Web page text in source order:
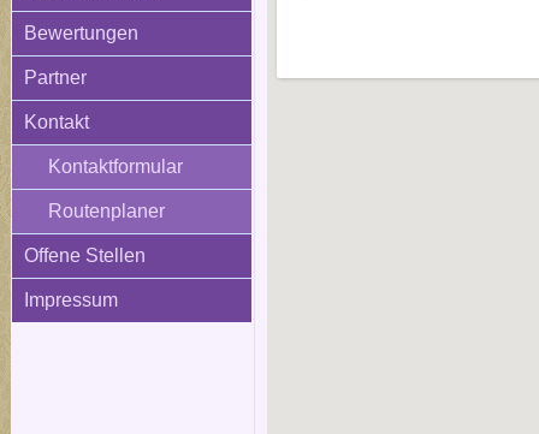
Bewertungen
Partner
Kontakt
Kontaktformular
Routenplaner
Offene Stellen
Impressum